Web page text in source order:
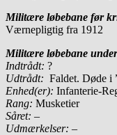
Militære løbebane før
Værnepligtig fra 1912
Militære løbebane
Indtrådt: ?
Udtrådt: Faldet. Døde i
Enhed(er): Infanterie-
Rang: Musketier
Såret: –
Udmærkelser: –